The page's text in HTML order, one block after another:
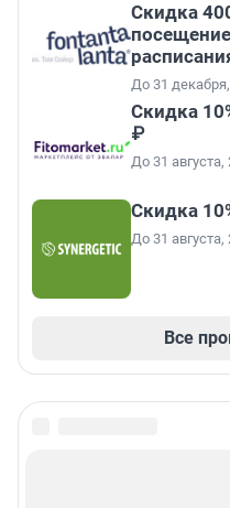
Cкидка
До 31
Скидка
₽
До 31 августа,
Скидка
До 31 августа,
Все